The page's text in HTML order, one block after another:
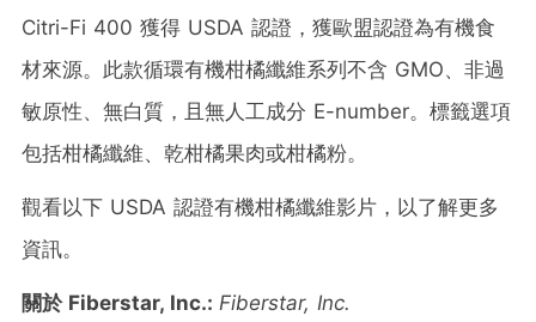
Citri-Fi 400 獲得 USDA 認證，獲歐盟認證為有機食
材來源。此款循環有機柑橘纖維系列不含 GMO、非過
敏原性、無白質，且無人工成分 E-number。標籤選項
包括柑橘纖維、乾柑橘果肉或柑橘粉。
觀看以下 USDA 認證有機柑橘纖維影片，以了解更多
資訊。
關於Fiberstar, Inc.: Fiberstar, Inc.